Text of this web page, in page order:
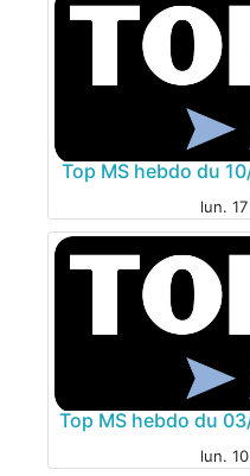
MANGA
Top MS hebdo du
lun.
MANGA
Top MS hebdo du
lun.